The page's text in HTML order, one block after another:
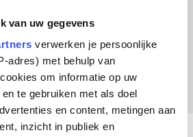
van uw gegevens
verwerken je persoonlijke
adres) met behulp van
om informatie op uw
te gebruiken met als doel
en content, metingen aan
inzicht in publiek en
Download productsheet